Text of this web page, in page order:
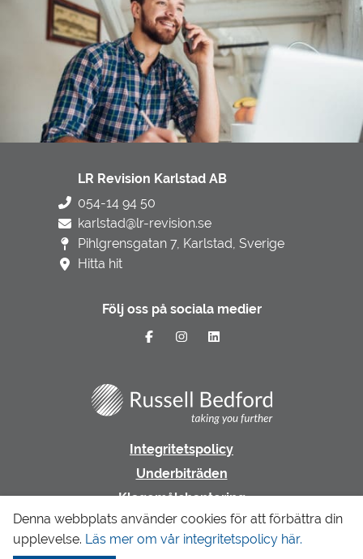
LR Revision Karlstad AB
054-14 94 50
karlstad@lr-revision.se
Pihlgrensgatan 7, Karlstad, Sverige
Hitta hit
Följ oss på sociala medier
Integritetspolicy
Underbiträden
Klagomålshantering
Gå till LR Revision & Redovisning
Denna webbplats använder cookies för att förbättra din
upplevelse.
Läs mer om vår integritetspolicy här.